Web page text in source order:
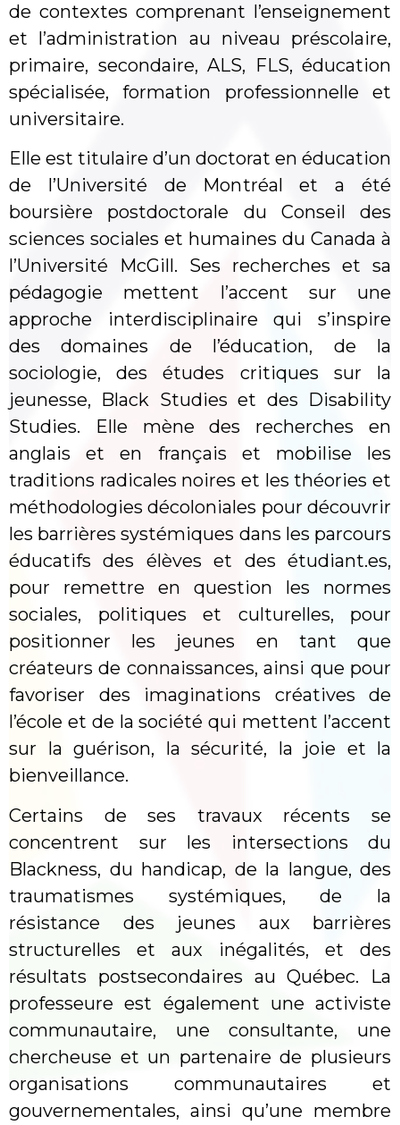
de contextes comprenant l’enseignement
et l’administration au niveau préscolaire,
primaire, secondaire, ALS, FLS, éducation
spécialisée, formation professionnelle et
universitaire.
Elle est titulaire d’un doctorat en éducation
de l’Université de Montréal et a été
boursière postdoctorale du Conseil des
sciences sociales et humaines du Canada à
l’Université McGill. Ses recherches et sa
pédagogie mettent l’accent sur une
approche interdisciplinaire qui s’inspire
des domaines de l’éducation, de la
sociologie, des études critiques sur la
jeunesse, Black Studies et des Disability
Studies. Elle mène des recherches en
anglais et en français et mobilise les
traditions radicales noires et les théories et
méthodologies décoloniales pour découvrir
les barrières systémiques dans les parcours
éducatifs des élèves et des étudiant.es,
pour remettre en question les normes
sociales, politiques et culturelles, pour
positionner les jeunes en tant que
créateurs de connaissances, ainsi que pour
favoriser des imaginations créatives de
l’école et de la société qui mettent l’accent
sur la guérison, la sécurité, la joie et la
bienveillance.
Certains de ses travaux récents se
concentrent sur les intersections du
Blackness, du handicap, de la langue, des
traumatismes systémiques, de la
résistance des jeunes aux barrières
structurelles et aux inégalités, et des
résultats postsecondaires au Québec. La
professeure est également une activiste
communautaire, une consultante, une
chercheuse et un partenaire de plusieurs
organisations communautaires et
gouvernementales, ainsi qu’une membre